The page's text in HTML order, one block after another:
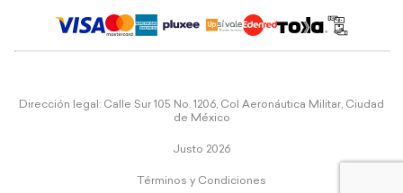
Dirección legal: Calle Sur 105 No. 1206, Col Aeronáutica Militar, Ciudad
de México
Justo 2026
Términos y Condiciones